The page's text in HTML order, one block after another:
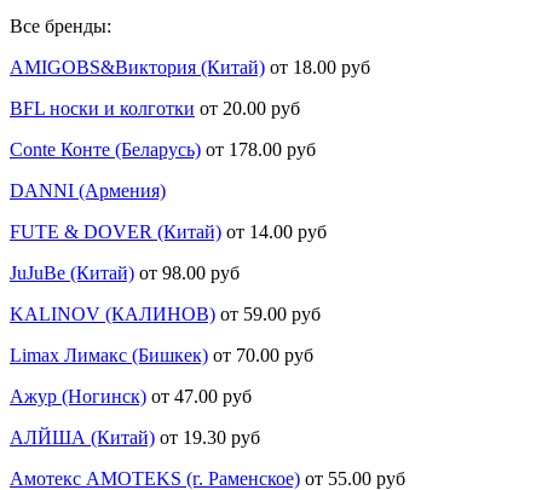
Все бренды:
AMIGOBS&Виктория (Китай) от 18.00 руб
BFL носки и колготки от 20.00 руб
Conte Конте (Беларусь) от 178.00 руб
DANNI (Армения)
FUTE & DOVER (Китай) от 14.00 руб
JuJuBe (Китай) от 98.00 руб
KALINOV (КАЛИНОВ) от 59.00 руб
Limax Лимакс (Бишкек) от 70.00 руб
Ажур (Ногинск) от 47.00 руб
АЛЙША (Китай) от 19.30 руб
Амотекс AMOTEKS (г. Раменское) от 55.00 руб